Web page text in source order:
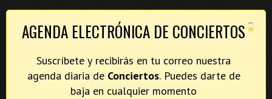
×
AGENDA ELECTRÓNICA DE CONCIERTOS
Suscríbete y recibirás en tu correo nuestra
agenda diaria de Conciertos. Puedes darte de
baja en cualquier momento